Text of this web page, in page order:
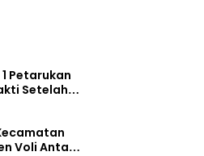
Petarukan
Setelah
Voli Antar